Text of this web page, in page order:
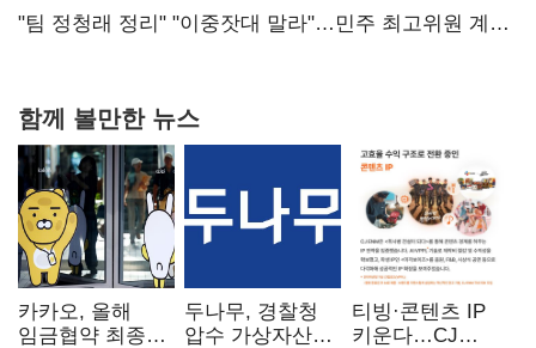
핵심으로 재부상
"팀 정청래 정리" "이중잣대 말라"…민주 최고위원 계파
함께 볼만한 뉴스
카카오, 올해
임금협약 최종
두나무, 경찰청
압수 가상자산
티빙·콘텐츠 IP
키운다…CJ